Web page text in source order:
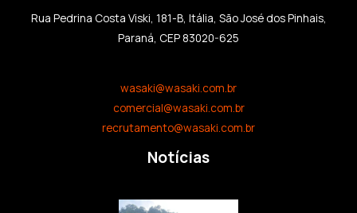
Rua Pedrina Costa Viski, 181-B, Itália, São José dos Pinhais,
Paraná, CEP 83020-625
wasaki@wasaki.com.br
comercial@wasaki.com.br
recrutamento@wasaki.com.br
Notícias